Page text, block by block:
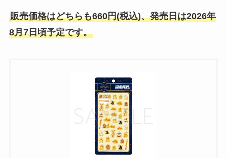
販売価格はどちらも660円(税込)、発売日は2026年
8月7日頃予定です。